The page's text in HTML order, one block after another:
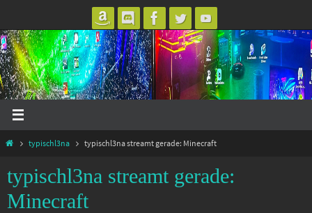
Inhalt
springen
Starttypischl3na typischl3na streamt gerade: Minecraft
typischl3na streamt gerade:
Minecraft